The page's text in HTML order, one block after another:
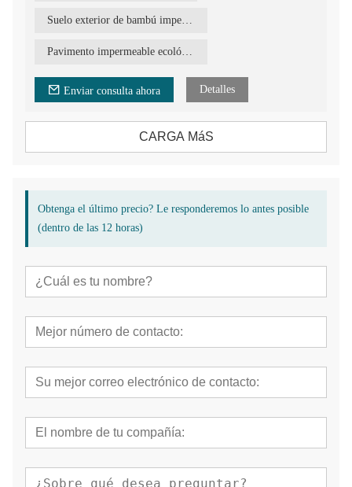
material ecológico y seguro para la construcción.
jardín, parque, cenador, patio, balcón, pérgola, paisaje, etc.
Suelo exterior de bambú impermeable
Pavimento impermeable ecológico para exteriores
Enviar consulta ahora Detalles
CARGA MáS
Obtenga el último precio? Le responderemos lo antes posible
(dentro de las 12 horas)